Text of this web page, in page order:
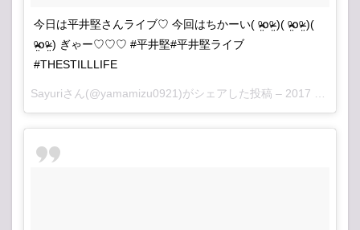
今日は平井堅さんライブ♡ 今回はちかーい( ᵒ̴̶̷̤໐ᵒ̴̶̷̤ )( ᵒ̴̶̷̤໐ᵒ̴̶̷̤ )(
ᵒ̴̶̷̤໐ᵒ̴̶̷̤ ) ぎゃー♡♡♡ #平井堅#平井堅ライブ
#THESTILLLIFE
Sayuriさん(@yamamizu0921)がシェアした投稿 – 2017 4月 11 2:40午前 PDT